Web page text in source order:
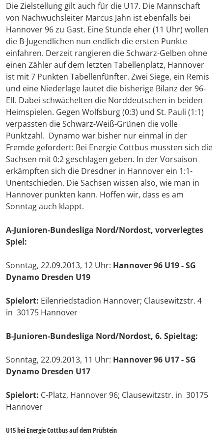
Die Zielstellung gilt auch für die U17. Die Mannschaft
von Nachwuchsleiter Marcus Jahn ist ebenfalls bei
Hannover 96 zu Gast. Eine Stunde eher (11 Uhr) wollen
die B-Jugendlichen nun endlich die ersten Punkte
einfahren. Derzeit rangieren die Schwarz-Gelben ohne
einen Zähler auf dem letzten Tabellenplatz, Hannover
ist mit 7 Punkten Tabellenfünfter. Zwei Siege, ein Remis
und eine Niederlage lautet die bisherige Bilanz der 96-
Elf. Dabei schwächelten die Norddeutschen in beiden
Heimspielen. Gegen Wolfsburg (0:3) und St. Pauli (1:1)
verpassten die Schwarz-Weiß-Grünen die volle
Punktzahl. Dynamo war bisher nur einmal in der
Fremde gefordert: Bei Energie Cottbus mussten sich die
Sachsen mit 0:2 geschlagen geben. In der Vorsaison
erkämpften sich die Dresdner in Hannover ein 1:1-
Unentschieden. Die Sachsen wissen also, wie man in
Hannover punkten kann. Hoffen wir, dass es am
Sonntag auch klappt.
A-Junioren-Bundesliga Nord/Nordost, vorverlegtes
Spiel:
Sonntag, 22.09.2013, 12 Uhr: Hannover 96 U19 - SG
Dynamo Dresden U19
Spielort: Eilenriedstadion Hannover; Clausewitzstr. 4
in 30175 Hannover
B-Junioren-Bundesliga Nord/Nordost, 6. Spieltag:
Sonntag, 22.09.2013, 11 Uhr: Hannover 96 U17 - SG
Dynamo Dresden U17
Spielort: C-Platz, Hannover 96; Clausewitzstr. in 30175
Hannover
U15 bei Energie Cottbus auf dem Prüfstein